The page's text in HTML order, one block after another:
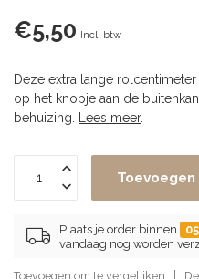
€5,50 Incl. btw
Deze extra lange
op het knopje aan de
behuizing.
Lees meer.
Plaats je order binnen
vandaag nog worden
Toevoegen om te vergelijken